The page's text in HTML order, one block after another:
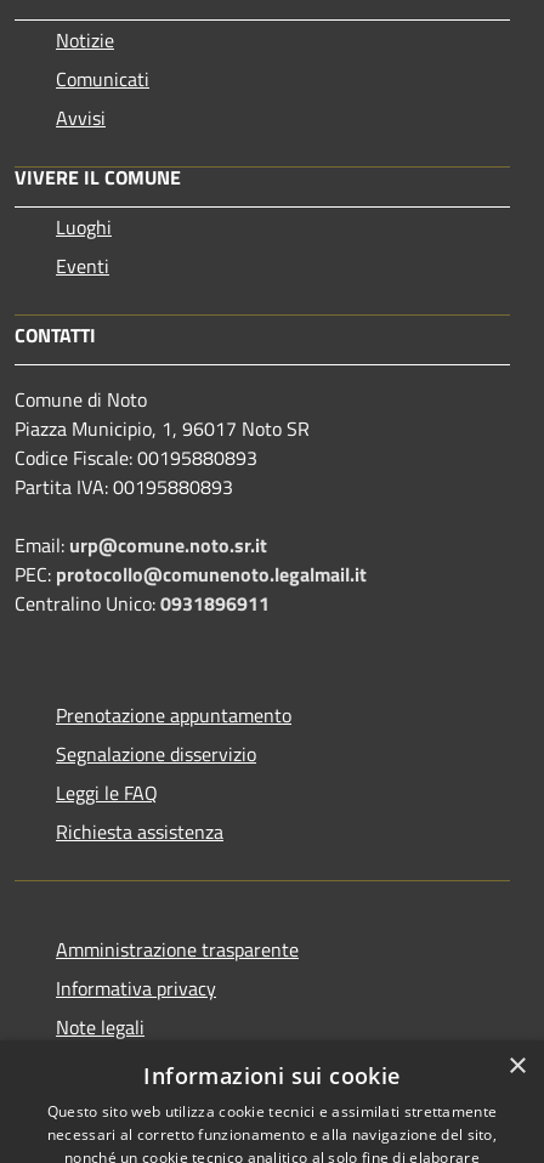
Notizie
Comunicati
Avvisi
VIVERE IL COMUNE
Luoghi
Eventi
CONTATTI
Comune di Noto
Piazza Municipio, 1, 96017 Noto SR
Codice Fiscale: 00195880893
Partita IVA: 00195880893
Email: urp@comune.noto.sr.it
PEC: protocollo@comunenoto.legalmail.it
Centralino Unico:0931896911
Prenotazione appuntamento
Segnalazione disservizio
Leggi le FAQ
Richiesta assistenza
Amministrazione trasparente
Informativa privacy
Note legali
Dichiarazione di accessibilità
×
Informazioni sui cookie
Questo sito web utilizza cookie tecnici e assimilati strettamente
necessari al corretto funzionamento e alla navigazione del sito,
nonché un cookie tecnico analitico al solo fine di elaborare